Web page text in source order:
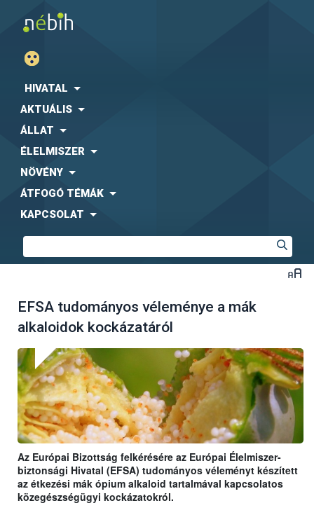
HIVATAL
AKTUÁLIS
ÁLLAT
ÉLELMISZER
NÖVÉNY
ÁTFOGÓ TÉMÁK
KAPCSOLAT
EFSA tudományos véleménye a mák
alkaloidok kockázatáról
Az Európai Bizottság felkérésére az Európai Élelmiszer-
biztonsági Hivatal (EFSA) tudományos véleményt készített
az étkezési mák ópium alkaloid tartalmával kapcsolatos
közegészségügyi kockázatokról.